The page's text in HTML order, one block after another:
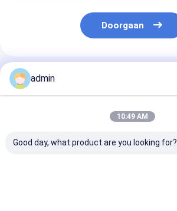
Doorgaan
Geadviseerde Producten
admin
10:49 AM
Good day, what product are you looking for?